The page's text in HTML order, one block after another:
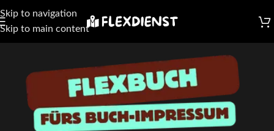
Skip to navigation
Skip to main content